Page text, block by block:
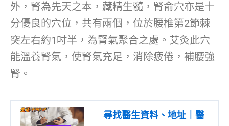
外，腎為先天之本，藏精生髓，腎俞穴亦是十
分優良的穴位，共有兩個，位於腰椎第2節棘
突左右約1吋半，為腎氣聚合之處。艾灸此穴
能溫養腎氣，使腎氣充足，消除疲倦，補腰強
腎。
尋找醫生資料、地址｜醫